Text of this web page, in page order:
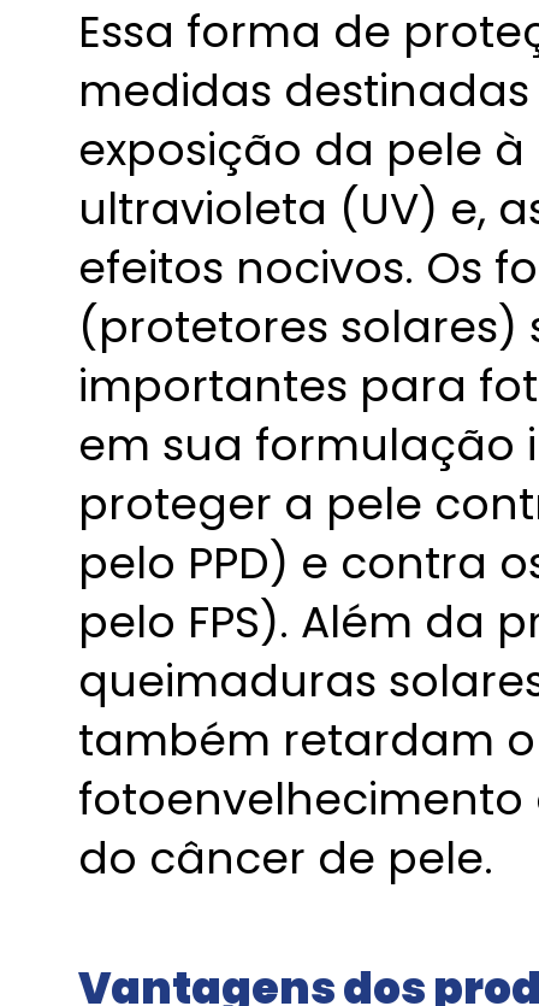
Essa forma de
medidas
exposição da pele
ultravioleta (UV) e,
efeitos nocivos. Os
(protetores solares)
importantes para
em sua formulação
proteger a pele
pelo PPD) e contra
pelo FPS). Além da
queimaduras
também retardam
do câncer de pele.
Vantagens dos